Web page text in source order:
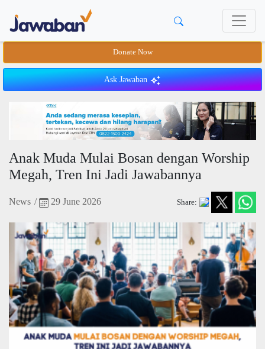
Donate Now
Ask Jawaban
Anak Muda Mulai Bosan dengan Worship
Megah, Tren Ini Jadi Jawabannya
News / 29 June 2026 Share: